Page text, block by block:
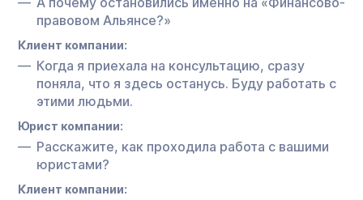
правовом Альянсе?»
Клиент компании:
Когда я приехала на консультацию, сразу
поняла, что я здесь останусь. Буду работать с
этими людьми.
Юрист компании:
Расскажите, как проходила работа с вашими
юристами?
Клиент компании: